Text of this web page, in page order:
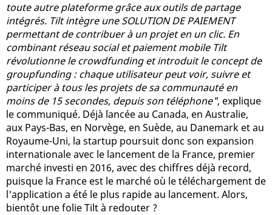
toute autre plateforme grâce aux outils de partage
intégrés. Tilt intègre une SOLUTION DE PAIEMENT
permettant de contribuer à un projet en un clic. En
combinant réseau social et paiement mobile Tilt
révolutionne le crowdfunding et introduit le concept de
groupfunding : chaque utilisateur peut voir, suivre et
participer à tous les projets de sa communauté en
moins de 15 secondes, depuis son téléphone", explique
le communiqué. Déjà lancée au Canada, en Australie,
aux Pays-Bas, en Norvège, en Suède, au Danemark et au
Royaume-Uni, la startup poursuit donc son expansion
internationale avec le lancement de la France, premier
marché investi en 2016, avec des chiffres déjà record,
puisque la France est le marché où le téléchargement de
l'application a été le plus rapide au lancement. Alors,
bientôt une folie Tilt à redouter ?